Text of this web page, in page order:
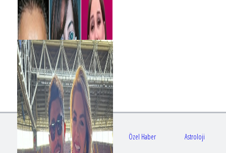
Gündem Sağlık Özel Haber Astroloji